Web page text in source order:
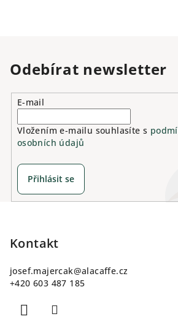
Odebírat newsletter
E-mail
Vložením e-mailu souhlasíte s
osobních údajů
Přihlásit se
Kontakt
josef.majercak@alacaffe.cz
+420 603 487 185